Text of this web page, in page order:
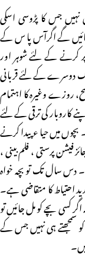
جس کا پڑوسی اسکی
گے اگرآس پا س کے
کے لئے شوہر اور
دوسرے کے لئے قربانی
روزے وغیرہ کا اہتمام
کاروبار کی ترقی کے لئے
میں حیا ء پیدا کرنے
فیشن پرستی ، فلم بینی ،
دس سال تک تو بچہ خواہ
احتیاط کا متقاضی ہے۔
کسی بچے کو مل جائیں تو
سمجھتے ہی نہیں جس کے